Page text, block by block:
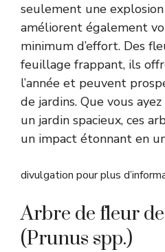
seulement une
améliorent également
minimum d’effort. Des
feuillage frappant, ils
l’année et peuvent
de jardins. Que vous
un jardin spacieux, ces
un impact étonnant en
divulgation pour plus
Arbre de fleur
(Prunus spp.)